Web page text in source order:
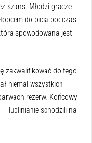
szans. Młodzi gracze
do bicia podczas
spowodowana jest
zakwalifikować do tego
niemal wszystkich
rezerw. Końcowy
– lublinianie schodzili na